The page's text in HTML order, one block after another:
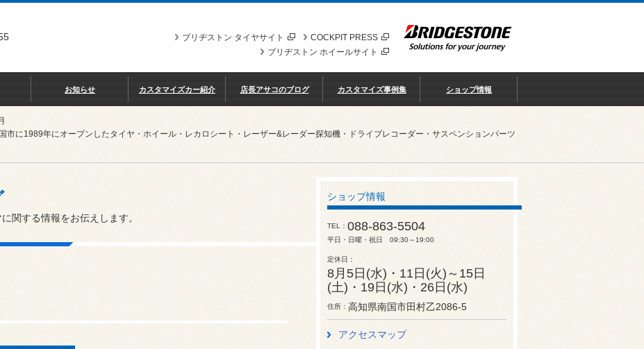
COCKPIT PRESS
ブリヂストン タイヤサイト
ブリヂストン ホイールサイト
お知らせ カスタマイズカー紹介 店長アサコのブログ カスタマイズ事例集 ショップ情報
市に1989年にオープンしたタイヤ・ホイール・レカロシート・レーザー&レーダー探知機・ドライブレコーダー・サスペンションパーツ
関する情報をお伝えします。
ショップ情報
TEL 088-863-5504
平日・日曜・祝日 09:30～19:00
定休日
8月5日(水)・11日(火)～15日
(土)・19日(水)・26日(水)
住所 高知県南国市田村乙2086-5
アクセスマップ